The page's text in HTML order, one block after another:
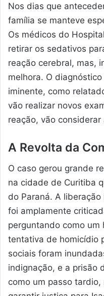
Nos dias que
família se manteve
Os médicos do
retirar os sedativos
reação cerebral, mas,
melhora. O
iminente, como
vão realizar novos
reação, vão considerar
A Revolta da
O caso gerou grande
na cidade de Curitiba
do Paraná. A
foi amplamente
perguntando como um
tentativa de homicídio
sociais foram
indignação, e a prisão
como um passo